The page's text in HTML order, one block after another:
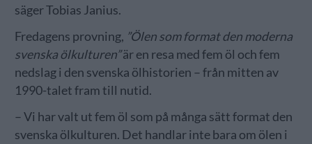
säger Tobias Janius.
Fredagens provning, ”Ölen som format den moderna
svenska ölkulturen”är en resa med fem öl och fem
nedslag i den svenska ölhistorien – från mitten av
1990-talet fram till nutid.
– Vi har valt ut fem öl som på många sätt format den
svenska ölkulturen. Det handlar inte bara om ölen i